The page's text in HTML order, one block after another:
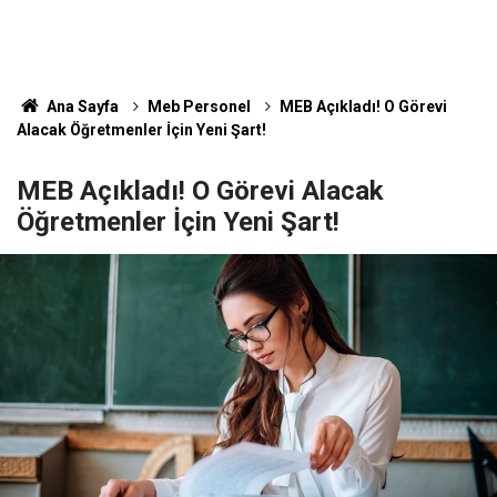
Ana Sayfa Meb Personel
MEB Açıkladı! O Görevi
Alacak Öğretmenler İçin Yeni Şart!
MEB Açıkladı! O Görevi Alacak
Öğretmenler İçin Yeni Şart!